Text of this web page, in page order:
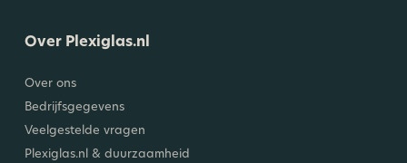
Over Plexiglas.nl
Over ons
Bedrijfsgegevens
Veelgestelde vragen
Plexiglas.nl & duurzaamheid